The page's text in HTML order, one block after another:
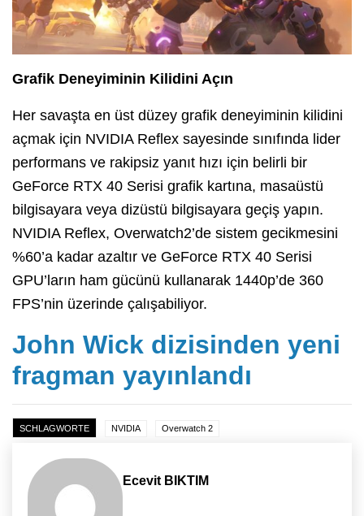
Grafik Deneyiminin Kilidini Açın
Her savaşta en üst düzey grafik deneyiminin kilidini
açmak için NVIDIA Reflex sayesinde sınıfında lider
performans ve rakipsiz yanıt hızı için belirli bir
GeForce RTX 40 Serisi grafik kartına, masaüstü
bilgisayara veya dizüstü bilgisayara geçiş yapın.
NVIDIA Reflex, Overwatch2’de sistem gecikmesini
%60’a kadar azaltır ve GeForce RTX 40 Serisi
GPU’ların ham gücünü kullanarak 1440p’de 360
FPS’nin üzerinde çalışabiliyor.
John Wick dizisinden yeni
fragman yayınlandı
SCHLAGWORTE NVIDIA Overwatch 2
Ecevit BIKTIM